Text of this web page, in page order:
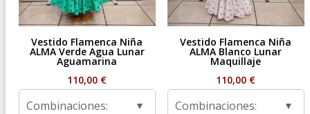
Vestido Flamenca Niña
ALMA Verde Agua Lunar
Aguamarina
110,00 €
Combinaciones:
Vestido Flamenca Niña
ALMA Blanco Lunar
Maquillaje
110,00 €
Combinaciones: